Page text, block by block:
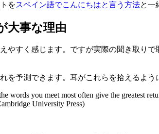
をスペイン語でこんにちはと言う方法と一
大事な理由
やすく感じます。ですが実際の聞き取りで
を予測できます。耳がこれらを拾えるよう
words you meet most often give the greatest
University Press)